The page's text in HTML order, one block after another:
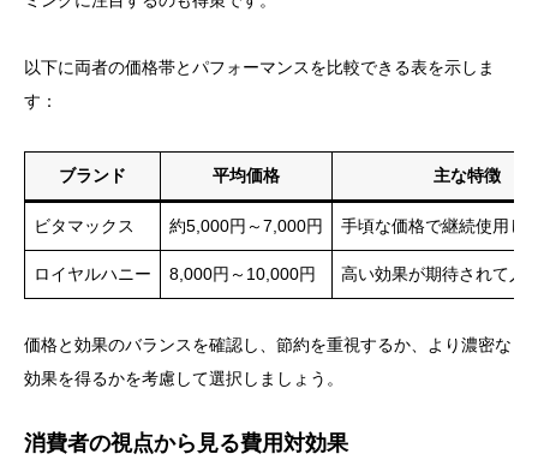
以下に両者の価格帯とパフォーマンスを比較できる表を示しま
す：
ブランド 平均価格 主な特徴
ビタマックス 約5,000円～7,000円 手頃な価格で継続使用し
ロイヤルハニー 8,000円～10,000円 高い効果が期待されて人
価格と効果のバランスを確認し、節約を重視するか、より濃密な
効果を得るかを考慮して選択しましょう。
消費者の視点から見る費用対効果